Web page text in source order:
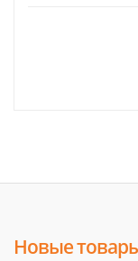
Новые